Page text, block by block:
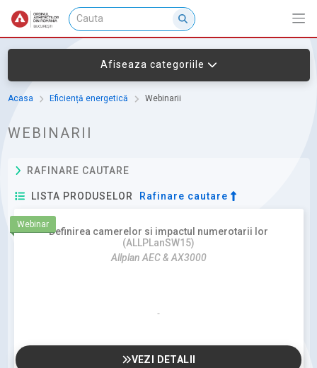
Afiseaza categoriile
Acasa Eficiență energetică Webinarii
WEBINARII
RAFINARE CAUTARE
LISTA PRODUSELOR Rafinare cautare
Webinar
Definirea camerelor si impactul numerotarii lor
(ALLPLanSW15)
Allplan AEC & AX3000
VEZI DETALII